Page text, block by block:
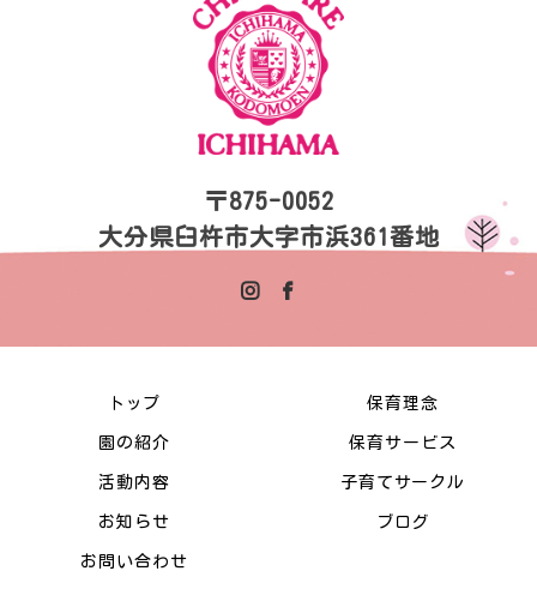
〒875-0052
大分県臼杵市大字市浜361番地
トップ 保育理念
園の紹介 保育サービス
活動内容 子育てサークル
お知らせ ブログ
お問い合わせ